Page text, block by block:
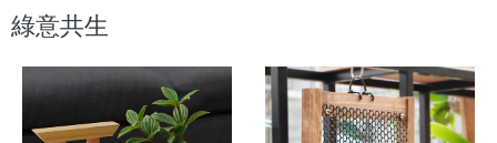
綠意共生